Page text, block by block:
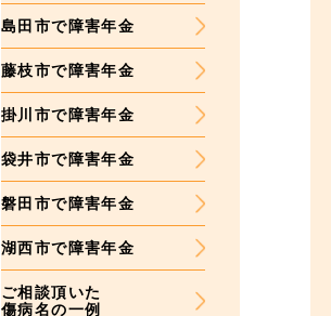
島田市で障害年金
藤枝市で障害年金
掛川市で障害年金
袋井市で障害年金
磐田市で障害年金
湖西市で障害年金
ご相談頂いた
傷病名の一例